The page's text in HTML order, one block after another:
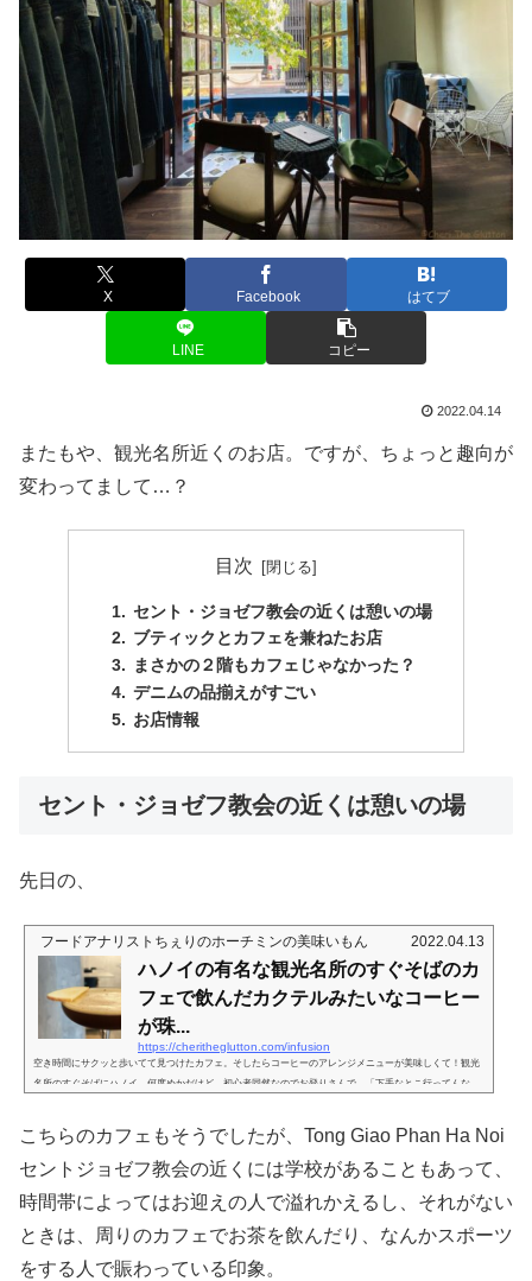
X Facebook はてブ
LINE コピー
2022.04.14
またもや、観光名所近くのお店。ですが、ちょっと趣向が
変わってまして…？
目次
セント・ジョゼフ教会の近くは憩いの場
ブティックとカフェを兼ねたお店
まさかの２階もカフェじゃなかった？
デニムの品揃えがすごい
お店情報
セント・ジョゼフ教会の近くは憩いの場
先日の、
フードアナリストちぇりのホーチミンの美味いもん 2022.04.13
ハノイの有名な観光名所のすぐそばのカ
フェで飲んだカクテルみたいなコーヒー
が珠...
https://cheritheglutton.com/infusion
空き時間にサクッと歩いてて見つけたカフェ。そしたらコーヒーのアレンジメニューが美味しくて！観光
名所のすぐそばにハノイ、何度めかだけど、初心者同然なのでお登りさんで、「下手なとこ行ってんな
方がお茶飲んだり、なんかチームゲームをしてたり。親しまれてる場所なのね。あと、学校の午前の部が
終わる時間だったのかな。お迎え...
こちらのカフェもそうでしたが、Tong Giao Phan Ha Noi
セントジョゼフ教会の近くには学校があることもあって、
時間帯によってはお迎えの人で溢れかえるし、それがない
ときは、周りのカフェでお茶を飲んだり、なんかスポーツ
をする人で賑わっている印象。